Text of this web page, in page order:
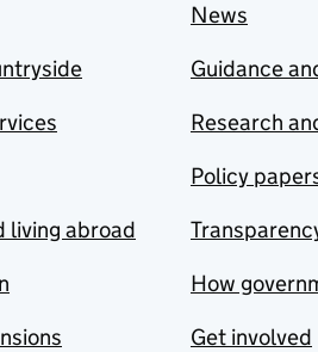
living abroad
News
Guidance
Research
Policy
How
Get involved